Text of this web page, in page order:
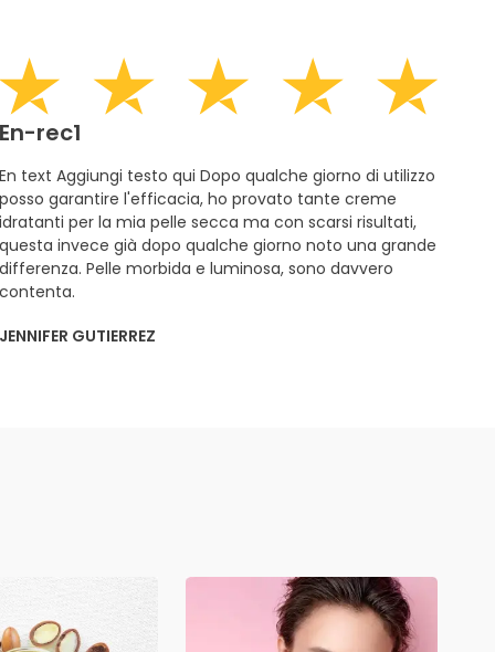
En-rec1
En text Aggiungi testo qui Dopo qualche giorno di utilizzo
posso garantire l'efficacia, ho provato tante creme
idratanti per la mia pelle secca ma con scarsi risultati,
questa invece già dopo qualche giorno noto una grande
differenza. Pelle morbida e luminosa, sono davvero
contenta.
JENNIFER GUTIERREZ